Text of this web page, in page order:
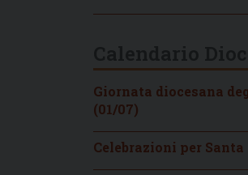
Giornata diocesana
(01/07)
Celebrazioni per